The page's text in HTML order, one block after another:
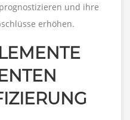
und ihre
erhöhen.